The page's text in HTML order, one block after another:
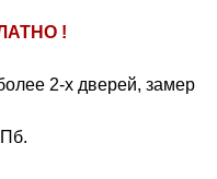
!
2-х дверей, замер